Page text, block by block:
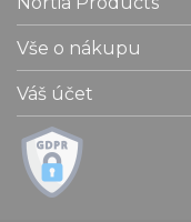
Vše o nákupu
Váš účet